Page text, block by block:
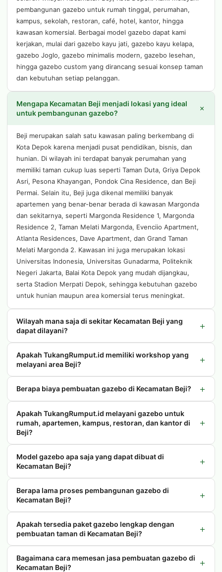
pembangunan gazebo untuk rumah tinggal, perumahan,
kampus, sekolah, restoran, café, hotel, kantor, hingga
kawasan komersial. Berbagai model gazebo dapat kami
kerjakan, mulai dari gazebo kayu jati, gazebo kayu kelapa,
gazebo Joglo, gazebo minimalis modern, gazebo lesehan,
hingga gazebo custom yang dirancang sesuai konsep taman
dan kebutuhan setiap pelanggan.
Mengapa Kecamatan Beji menjadi lokasi yang ideal
untuk pembangunan gazebo?
+
Beji merupakan salah satu kawasan paling berkembang di
Kota Depok karena menjadi pusat pendidikan, bisnis, dan
hunian. Di wilayah ini terdapat banyak perumahan yang
memiliki taman cukup luas seperti Taman Duta, Griya Depok
Asri, Pesona Khayangan, Pondok Cina Residence, dan Beji
Permai. Selain itu, Beji juga dikenal memiliki banyak
apartemen yang benar-benar berada di kawasan Margonda
dan sekitarnya, seperti Margonda Residence 1, Margonda
Residence 2, Taman Melati Margonda, Evenciio Apartment,
Atlanta Residences, Dave Apartment, dan Grand Taman
Melati Margonda 2. Kawasan ini juga merupakan lokasi
Universitas Indonesia, Universitas Gunadarma, Politeknik
Negeri Jakarta, Balai Kota Depok yang mudah dijangkau,
serta Stadion Merpati Depok, sehingga kebutuhan gazebo
untuk hunian maupun area komersial terus meningkat.
Wilayah mana saja di sekitar Kecamatan Beji yang
dapat dilayani?
+
Apakah TukangRumput.id memiliki workshop yang
melayani area Beji?
+
Berapa biaya pembuatan gazebo di Kecamatan Beji? +
Apakah TukangRumput.id melayani gazebo untuk
rumah, apartemen, kampus, restoran, dan kantor di
Beji?
+
Model gazebo apa saja yang dapat dibuat di
Kecamatan Beji?
+
Berapa lama proses pembangunan gazebo di
Kecamatan Beji?
+
Apakah tersedia paket gazebo lengkap dengan
pembuatan taman di Kecamatan Beji?
+
Bagaimana cara memesan jasa pembuatan gazebo di
Kecamatan Beji?
+